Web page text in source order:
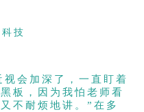
会加深了，一直盯着
板，因为我怕老师看
不耐烦地讲。”在多